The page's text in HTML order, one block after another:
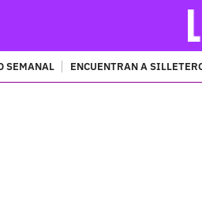
SEMANAL ENCUENTRAN A